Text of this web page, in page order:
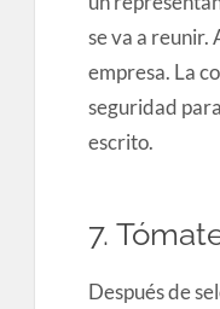
se va a reunir.
empresa. La
seguridad
escrito.
7.
Después de